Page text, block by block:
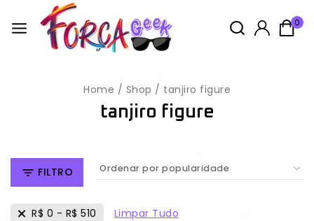
0
Home / Shop / tanjiro figure
tanjiro figure
FILTRO
R$ 0 - R$ 510 Limpar Tudo